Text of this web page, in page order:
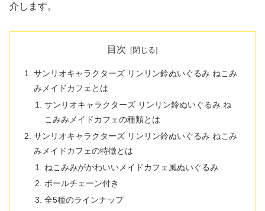
介します。
目次
サンリオキャラクターズ リンリン鈴ぬいぐるみ ねこみ
みメイドカフェとは
サンリオキャラクターズ リンリン鈴ぬいぐるみ ね
こみみメイドカフェの種類とは
サンリオキャラクターズ リンリン鈴ぬいぐるみ ねこみ
みメイドカフェの特徴とは
ねこみみがかわいいメイドカフェ風ぬいぐるみ
ボールチェーン付き
全5種のラインナップ